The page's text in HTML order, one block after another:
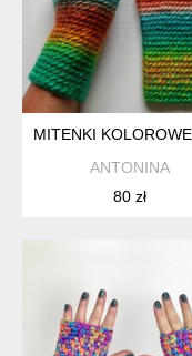
MITENKI
ANTONINA
80 zł